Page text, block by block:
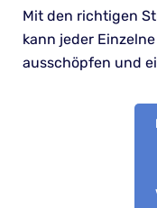
Mit den richtigen
kann jeder
ausschöpfen und